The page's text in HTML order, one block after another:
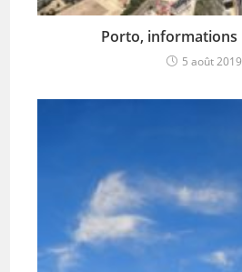
Porto, informations
5 août 2019